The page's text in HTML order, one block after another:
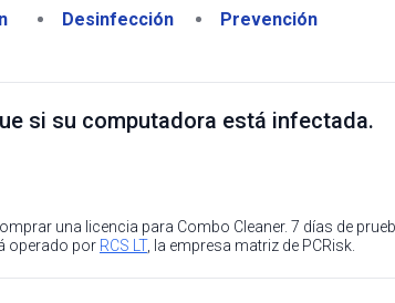
Desinfección Prevención
si su computadora está infectada.
una licencia para Combo Cleaner. 7 días de
operado por RCS LT, la empresa matriz de PCRisk.